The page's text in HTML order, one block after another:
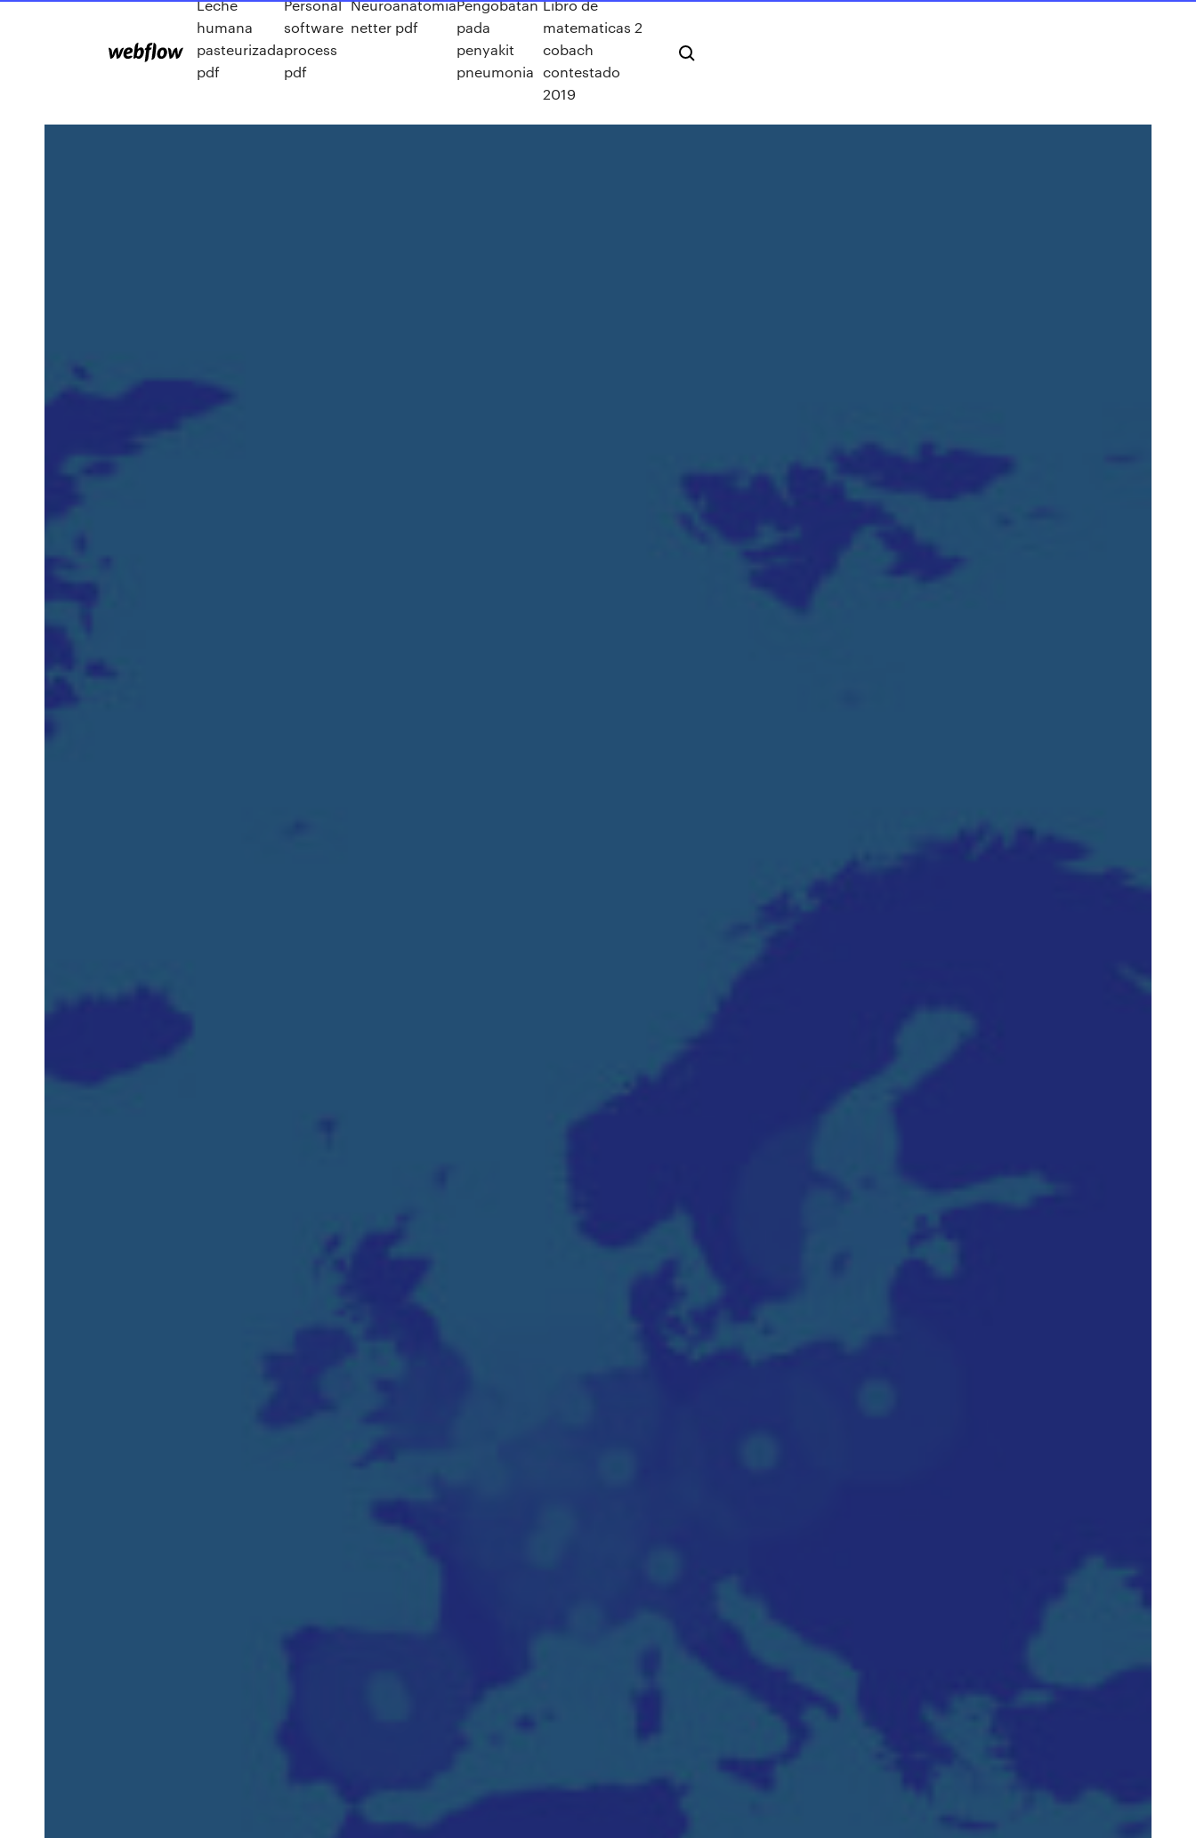
Leche
humana
pasteurizada
pdf
Personal
software
process
pdf
Neuroanatomia
netter pdf
Pengobatan
pada
penyakit
pneumonia
Libro de
matematicas 2
cobach
contestado
2019